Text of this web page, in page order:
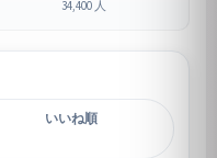
34,400 人
いいね順